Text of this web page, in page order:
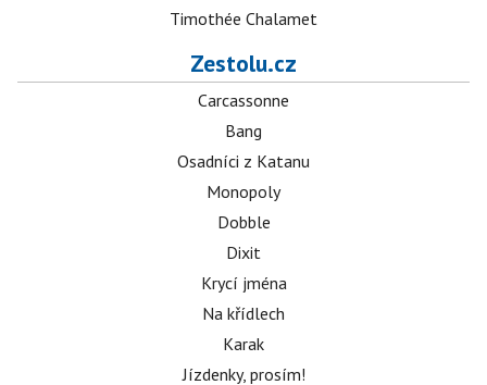
Timothée Chalamet
Zestolu.cz
Carcassonne
Bang
Osadníci z Katanu
Monopoly
Dobble
Dixit
Krycí jména
Na křídlech
Karak
Jízdenky, prosím!